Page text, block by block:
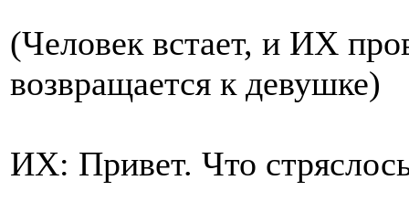
(Человек встает, и ИХ
возвращается к девушке)
ИХ: Привет. Что